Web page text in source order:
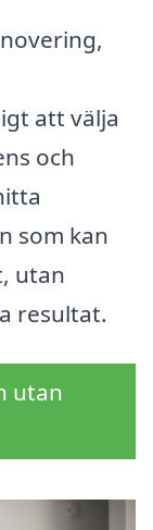
att välja
och
som kan
utan
resultat.
utan